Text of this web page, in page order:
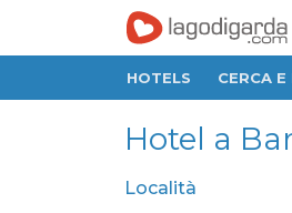
HOTELS CERCA
Hotel a
Località